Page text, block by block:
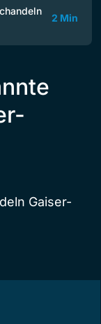
2 Min
Gaiser-